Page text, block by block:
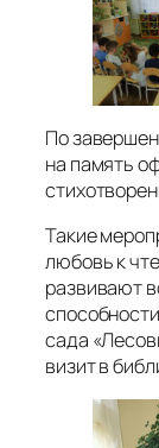
По
на память
Такие
любовь к
развивают
сада
визит в